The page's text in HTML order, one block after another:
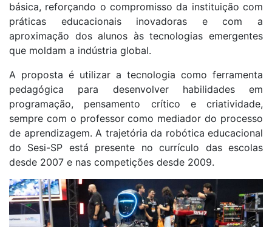
básica, reforçando o compromisso da instituição com
práticas educacionais inovadoras e com a
aproximação dos alunos às tecnologias emergentes
que moldam a indústria global.
A proposta é utilizar a tecnologia como ferramenta
pedagógica para desenvolver habilidades em
programação, pensamento crítico e criatividade,
sempre com o professor como mediador do processo
de aprendizagem. A trajetória da robótica educacional
do Sesi-SP está presente no currículo das escolas
desde 2007 e nas competições desde 2009.